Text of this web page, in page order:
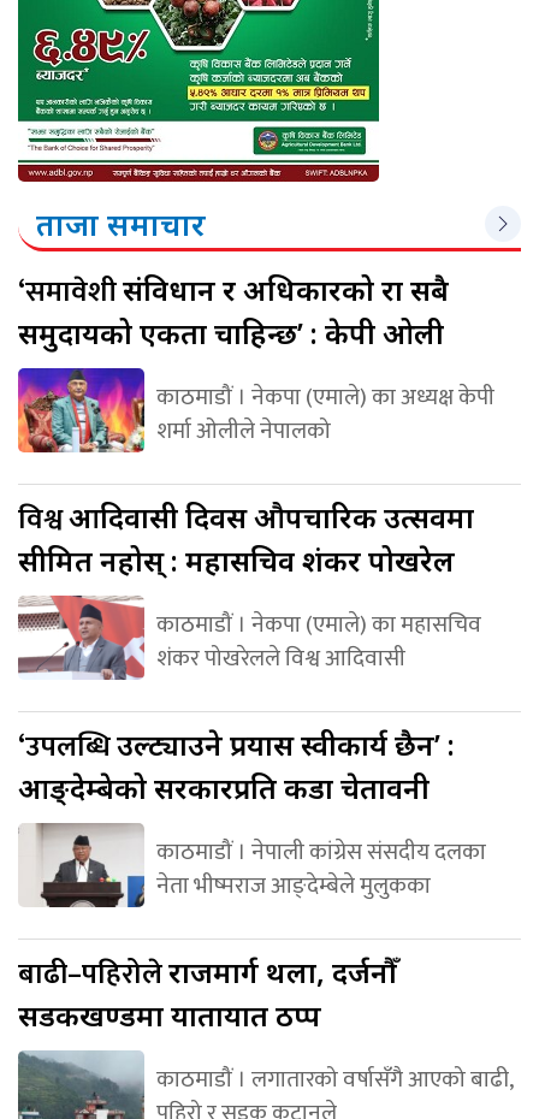
ताजा समाचार
‘समावेशीसंविधान र अधिकारको रक्षा सबै
समुदायको एकता चाहिन्छ’ : केपी ओली
काठमाडौं । नेकपा (एमाले) का अध्यक्ष केपी
शर्मा ओलीले नेपालको
विश्वआदिवासी दिवस औपचारिक उत्सवमा
सीमित नहोस् : महासचिव शंकर पोखरेल
काठमाडौं । नेकपा (एमाले) का महासचिव
शंकर पोखरेलले विश्व आदिवासी
‘उपलब्धिउल्ट्याउने प्रयास स्वीकार्य छैन’ :
आङ्देम्बेको सरकारप्रति कडा चेतावनी
काठमाडौं । नेपाली कांग्रेस संसदीय दलका
नेता भीष्मराज आङ्देम्बेले मुलुकका
बाढी–पहिरोलेराजमार्ग थला, दर्जनौँ
सडकखण्डमा यातायात ठप्प
काठमाडौं । लगातारको वर्षासँगै आएको बाढी,